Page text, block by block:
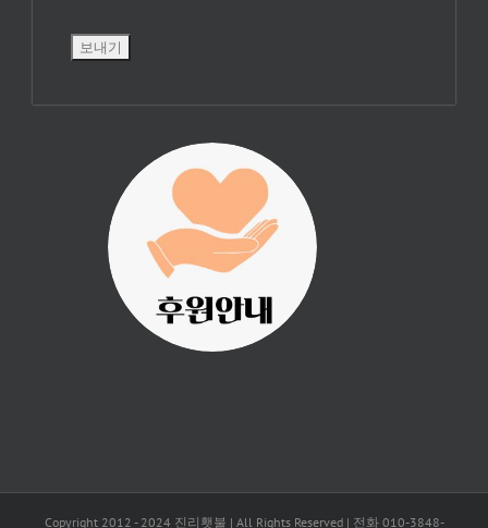
진리횃불 사역은
여러분의 후원으
로 이루어집니다.
Copyright 2012 - 2024 진리횃불 | All Rights Reserved | 전화 010-3848-